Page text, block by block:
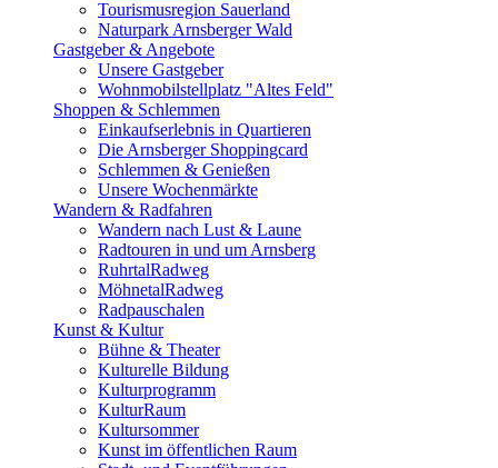
Tourismusregion Sauerland
Naturpark Arnsberger Wald
Gastgeber & Angebote
Unsere Gastgeber
Wohnmobilstellplatz "Altes Feld"
Shoppen & Schlemmen
Einkaufserlebnis in Quartieren
Die Arnsberger Shoppingcard
Schlemmen & Genießen
Unsere Wochenmärkte
Wandern & Radfahren
Wandern nach Lust & Laune
Radtouren in und um Arnsberg
RuhrtalRadweg
MöhnetalRadweg
Radpauschalen
Kunst & Kultur
Bühne & Theater
Kulturelle Bildung
Kulturprogramm
KulturRaum
Kultursommer
Kunst im öffentlichen Raum